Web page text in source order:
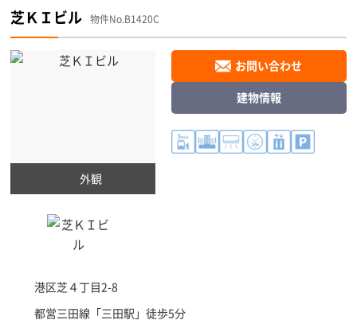
芝ＫＩビル 物件No.B1420C
外観
港区芝４丁目2-8
都営三田線「三田駅 」徒歩5分
お問い合わせ
建物情報